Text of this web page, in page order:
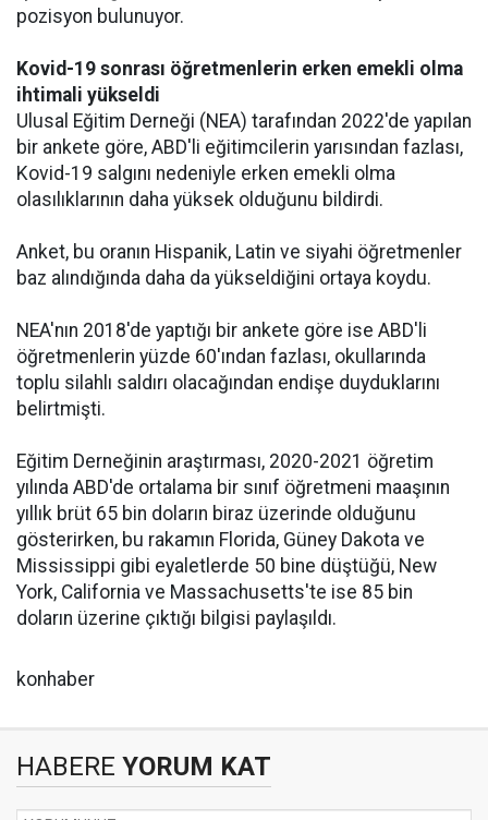
pozisyon bulunuyor.
Kovid-19 sonrası öğretmenlerin erken emekli olma
ihtimali yükseldi
Ulusal Eğitim Derneği (NEA) tarafından 2022'de yapılan
bir ankete göre, ABD'li eğitimcilerin yarısından fazlası,
Kovid-19 salgını nedeniyle erken emekli olma
olasılıklarının daha yüksek olduğunu bildirdi.
Anket, bu oranın Hispanik, Latin ve siyahi öğretmenler
baz alındığında daha da yükseldiğini ortaya koydu.
NEA'nın 2018'de yaptığı bir ankete göre ise ABD'li
öğretmenlerin yüzde 60'ından fazlası, okullarında
toplu silahlı saldırı olacağından endişe duyduklarını
belirtmişti.
Eğitim Derneğinin araştırması, 2020-2021 öğretim
yılında ABD'de ortalama bir sınıf öğretmeni maaşının
yıllık brüt 65 bin doların biraz üzerinde olduğunu
gösterirken, bu rakamın Florida, Güney Dakota ve
Mississippi gibi eyaletlerde 50 bine düştüğü, New
York, California ve Massachusetts'te ise 85 bin
doların üzerine çıktığı bilgisi paylaşıldı.
konhaber
HABERE YORUM KAT